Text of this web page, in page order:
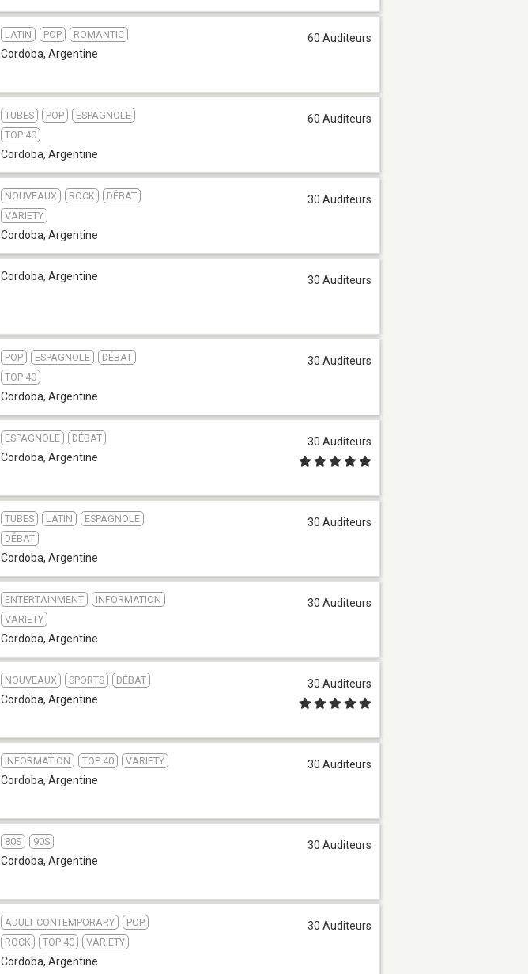
LATIN POP ROMANTIC
Cordoba, Argentine
60 Auditeurs
TUBES POP
ESPAGNOLE
TOP 40
Cordoba, Argentine
60 Auditeurs
NOUVEAUX ROCK
DÉBAT
VARIETY
Cordoba, Argentine
30 Auditeurs
Cordoba, Argentine 30 Auditeurs
POP ESPAGNOLE
DÉBAT
TOP 40
Cordoba, Argentine
30 Auditeurs
ESPAGNOLE DÉBAT
Cordoba, Argentine
30 Auditeurs
TUBES LATIN
ESPAGNOLE
DÉBAT
Cordoba, Argentine
30 Auditeurs
ENTERTAINMENT
INFORMATION
VARIETY
Cordoba, Argentine
30 Auditeurs
NOUVEAUX SPORTS DÉBAT
Cordoba, Argentine
30 Auditeurs
INFORMATION TOP 40 VARIETY
Cordoba, Argentine
30 Auditeurs
80S 90S
Cordoba, Argentine
30 Auditeurs
ADULT CONTEMPORARY
POP
ROCK
TOP 40 VARIETY
Cordoba, Argentine
30 Auditeurs